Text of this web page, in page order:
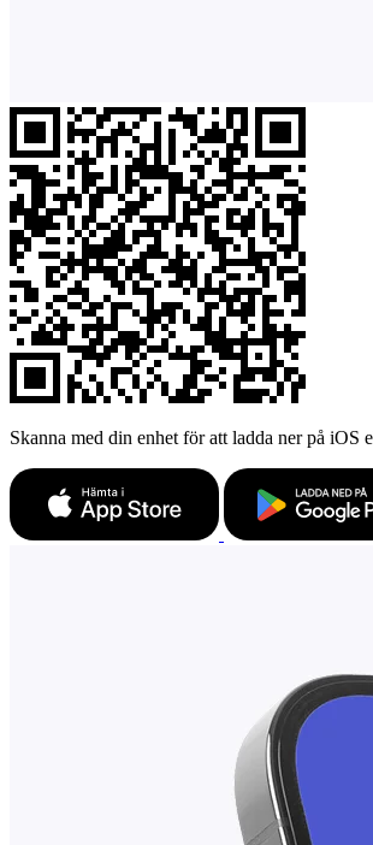
Skanna med din enhet för att ladda ner på iOS